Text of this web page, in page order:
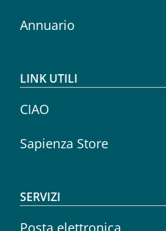
Annuario
LINK UTILI
CIAO
Sapienza Store
SERVIZI
Posta elettronica